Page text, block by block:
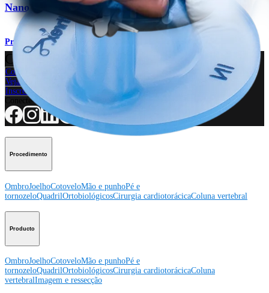
Nano artroscopia para pé e tornozelo
Procedimento
Como podemos ajudar?
Contacte um representante
Veja eventos, laboratórios e oportunidades educacionais
Inscreva-se para receber: O que há de novo na Arthrex?
Conecte-se conosco
Procedimento
OmbroJoelhoCotoveloMão e punhoPé e
tornozeloQuadrilOrtobiológicosCirurgia cardiotorácicaColuna vertebral
Producto
OmbroJoelhoCotoveloMão e punhoPé e
tornozeloQuadrilOrtobiológicosCirurgia cardiotorácicaColuna
vertebralImagem e ressecção